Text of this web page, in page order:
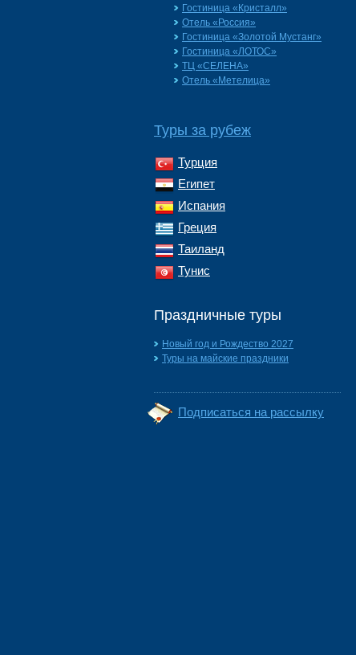
Гостиница «Кристалл»
Отель «Россия»
Гостиница «Золотой Мустанг»
Гостиница «ЛОТОС»
ТЦ «СЕЛЕНА»
Отель «Метелица»
Туры за рубеж
Турция
Египет
Испания
Греция
Таиланд
Тунис
Праздничные туры
Новый год и Рождество 2027
Туры на майские праздники
Подписаться на рассылку